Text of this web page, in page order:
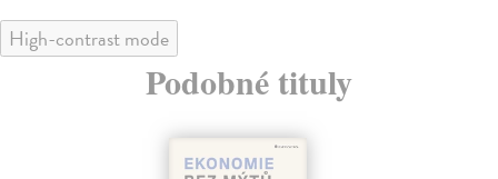
High-contrast mode
Podobné tituly